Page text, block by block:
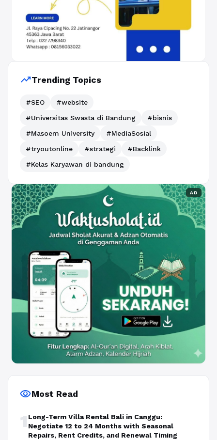
trending_upTrending Topics
#SEO
#website
#Universitas Swasta di Bandung
#bisnis
#Masoem University
#MediaSosial
#tryoutonline
#strategi
#Backlink
#Kelas Karyawan di bandung
AD
visibilityMost Read
1 Long-Term Villa Rental Bali in Canggu:
Negotiate 12 to 24 Months with Seasonal
Repairs, Rent Credits, and Renewal Timing